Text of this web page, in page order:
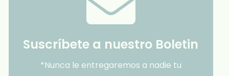
Suscríbete a nuestro Boletin
*Nunca le entregaremos a nadie tu